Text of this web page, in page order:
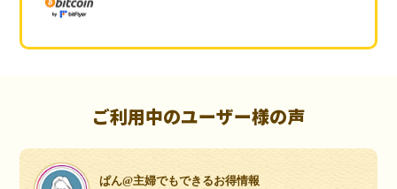
ご利用中のユーザー様の声
ぱん@主婦でもできるお得情報